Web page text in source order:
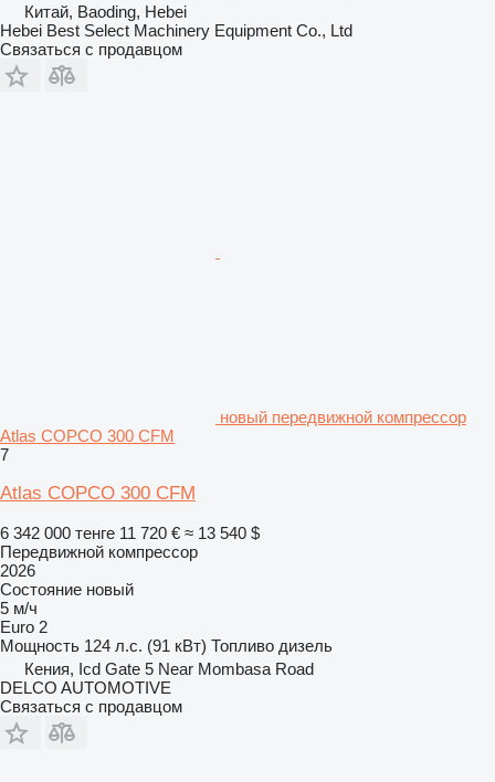
Китай, Baoding, Hebei
Hebei Best Select Machinery Equipment Co., Ltd
Связаться с продавцом
новый передвижной компрессор
Atlas COPCO 300 CFM
7
Atlas COPCO 300 CFM
6 342 000 тенге 11 720 € ≈ 13 540 $
Передвижной компрессор
2026
Состояние новый
5 м/ч
Euro 2
Мощность 124 л.с. (91 кВт) Топливо дизель
Кения, Icd Gate 5 Near Mombasa Road
DELCO AUTOMOTIVE
Связаться с продавцом